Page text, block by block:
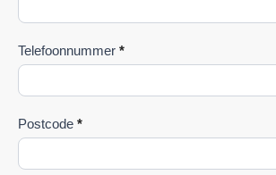
Telefoonnummer *
Postcode *